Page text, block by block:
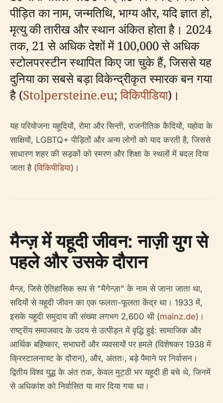
पीड़ित का नाम, जन्मतिथि, भाग्य और, यदि ज्ञात हो,
मृत्यु की तारीख और स्थान अंकित होता है। 2024
तक, 21 से अधिक देशों में 100,000 से अधिक
स्टोलपरस्टीन स्थापित किए जा चुके हैं, जिससे यह
दुनिया का सबसे बड़ा विकेन्द्रीकृत स्मारक बन गया
है (Stolpersteine.eu;विकिपीडिया)।
यह परियोजना यहूदियों, रोमा और सिन्ती, राजनीतिक कैदियों, यहोवा के
साक्षियों, LGBTQ+ पीड़ितों और अन्य लोगों को याद करती है, जिससे
साधारण शहर की सड़कों को स्मरण और शिक्षा के स्थलों में बदल दिया
जाता है (विकिपीडिया)।
मैन्ज़ में यहूदी जीवन: नाज़ी युग से
पहले और उसके दौरान
मैन्ज़, जिसे ऐतिहासिक रूप से "मैगेन्ज़ा" के नाम से जाना जाता था,
सदियों से यहूदी जीवन का एक फलता-फूलता केंद्र था। 1933 में,
इसके यहूदी समुदाय की संख्या लगभग 2,600 थी (mainz.de)।
राष्ट्रीय समाजवाद के उदय से उत्पीड़न में वृद्धि हुई: सामाजिक और
आर्थिक बहिष्कार, सभाघरों और व्यवसायों पर हमले (विशेषकर 1938 में
क्रिस्टालनाच्ट के दौरान), और, अंततः, बड़े पैमाने पर निर्वासन।
द्वितीय विश्व युद्ध के अंत तक, केवल मुट्ठी भर यहूदी ही बचे थे, जिनमें
से अधिकांश को निर्वासित या मार दिया गया था।